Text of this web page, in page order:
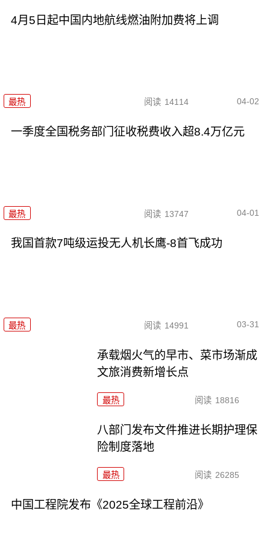
4月5日起中国内地航线燃油附加费将上调
最热 阅读 14114 04-02
一季度全国税务部门征收税费收入超8.4万亿元
最热 阅读 13747 04-01
我国首款7吨级运投无人机长鹰-8首飞成功
最热 阅读 14991 03-31
承载烟火气的早市、菜市场渐成
文旅消费新增长点
最热 阅读 18816
八部门发布文件推进长期护理保
险制度落地
最热 阅读 26285
中国工程院发布《2025全球工程前沿》